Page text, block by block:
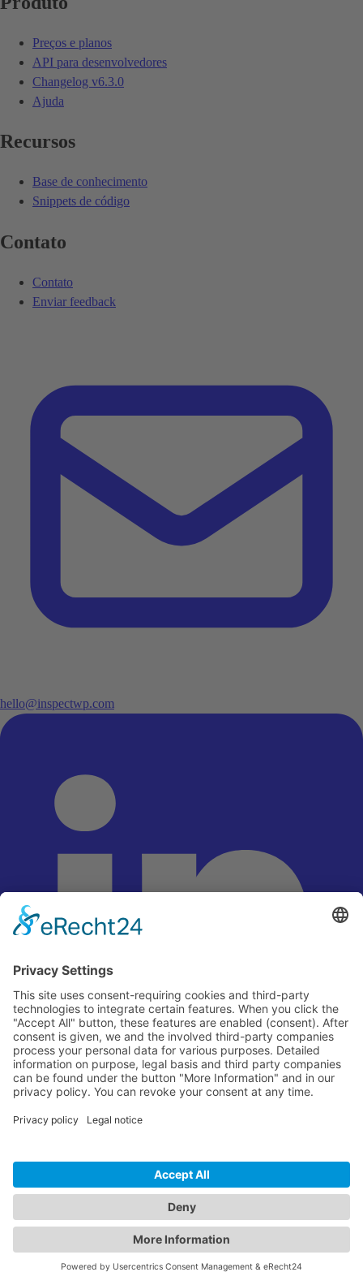
Preços e planos
API para desenvolvedores
Changelog v6.3.0
Ajuda
Recursos
Base de conhecimento
Snippets de código
Contato
Contato
Enviar feedback
hello@inspectwp.com
© 2026 InspectWP. Todos os direitos reservados. •